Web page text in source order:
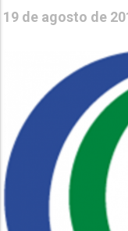
19 de agosto de